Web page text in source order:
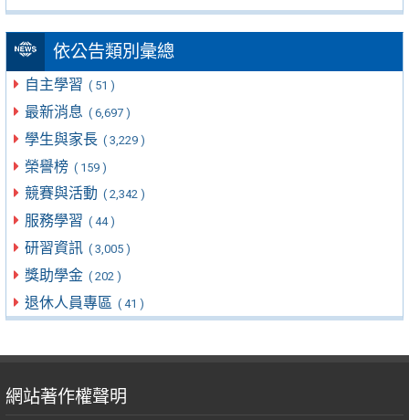
依公告類別彙總
自主學習 ( 51 )
最新消息 ( 6,697 )
學生與家長 ( 3,229 )
榮譽榜 ( 159 )
競賽與活動 ( 2,342 )
服務學習 ( 44 )
研習資訊 ( 3,005 )
獎助學金 ( 202 )
退休人員專區 ( 41 )
網站著作權聲明